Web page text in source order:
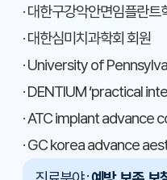
· 대한구강악안면임플란트
· 대한심미치과학회 회원
· University of
· DENTIUM ‘practical
· ATC implant advance
· GC korea advance